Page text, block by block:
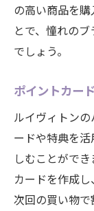
の高い商品を
とで、憧れの
でしょう。
ポイントカー
ルイヴィトン
ードや特典を
しむことがで
カードを作成し
次回の買い物